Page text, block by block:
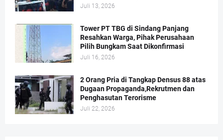
Juli 13, 2026
Tower PT TBG di Sindang Panjang
Resahkan Warga, Pihak Perusahaan
Pilih Bungkam Saat Dikonfirmasi
Juli 16, 2026
2 Orang Pria di Tangkap Densus 88 atas
Dugaan Propaganda,Rekrutmen dan
Penghasutan Terorisme
Juli 22, 2026